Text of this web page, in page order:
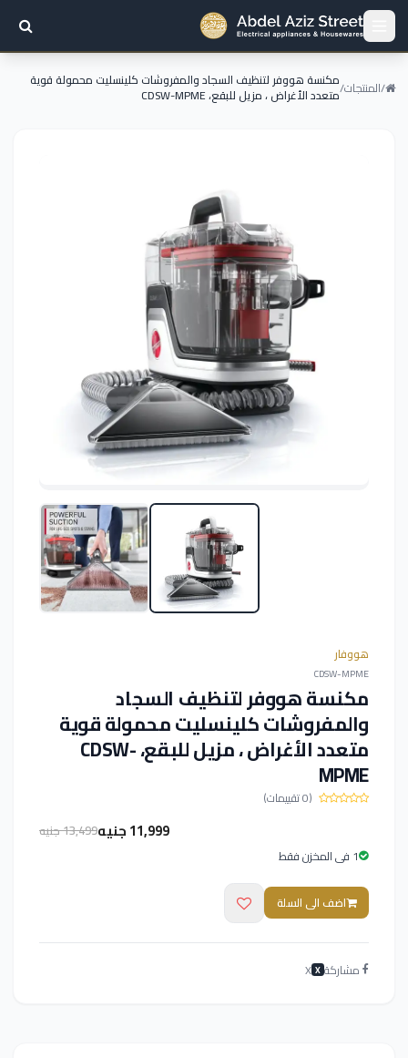
/المنتجات/مكنسة هووفر لتنظيف السجاد والمفروشات كلينسليت محمولة قوية
متعدد الأغراض ، مزيل للبقع، CDSW-MPME
هووفار
CDSW-MPME
مكنسة هووفر لتنظيف السجاد
والمفروشات كلينسليت محمولة قوية
متعدد الأغراض ، مزيل للبقع، CDSW-
MPME
(0 تقييمات)
11,999 جنيه
13,499 جنيه
1 فى المخزن فقط
اضف الى السلة
مشاركة X
X